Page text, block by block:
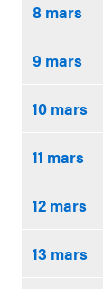
8 mars
9 mars
10 mars
11 mars
12 mars
13 mars